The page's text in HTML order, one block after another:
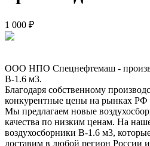
1 000 ₽
ООО НПО Спецнефтемаш -
В-1.6 м3.
Благодаря собственному
конкурентные цены на рынках
Мы предлагаем новые
качества по низким ценам. На
воздухосборники В-1.6 м3,
доставим в любой регион России